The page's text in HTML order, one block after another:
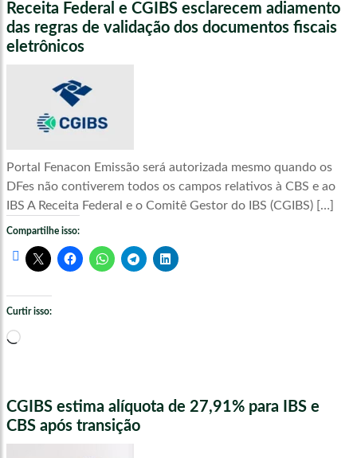
Receita Federal e CGIBS esclarecem adiamento
das regras de validação dos documentos fiscais
eletrônicos
Portal Fenacon Emissão será autorizada mesmo quando os
DFes não contiverem todos os campos relativos à CBS e ao
IBS A Receita Federal e o Comitê Gestor do IBS (CGIBS) […]
Compartilhe isso:
Curtir isso:
Carregando...
CGIBS estima alíquota de 27,91% para IBS e
CBS após transição